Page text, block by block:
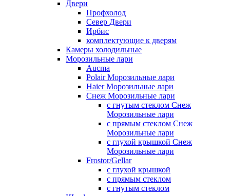
Двери
Профхолод
Север Двери
Ирбис
комплектующие к дверям
Камеры холодильные
Морозильные лари
Aucma
Polair Морозильные лари
Haier Морозильные лари
Снеж Морозильные лари
с гнутым стеклом Снеж
Морозильные лари
с прямым стеклом Снеж
Морозильные лари
с глухой крышкой Снеж
Морозильные лари
Frostor/Gellar
с глухой крышкой
с прямым стеклом
с гнутым стеклом